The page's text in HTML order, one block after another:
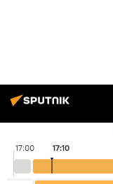
17:00 17:10